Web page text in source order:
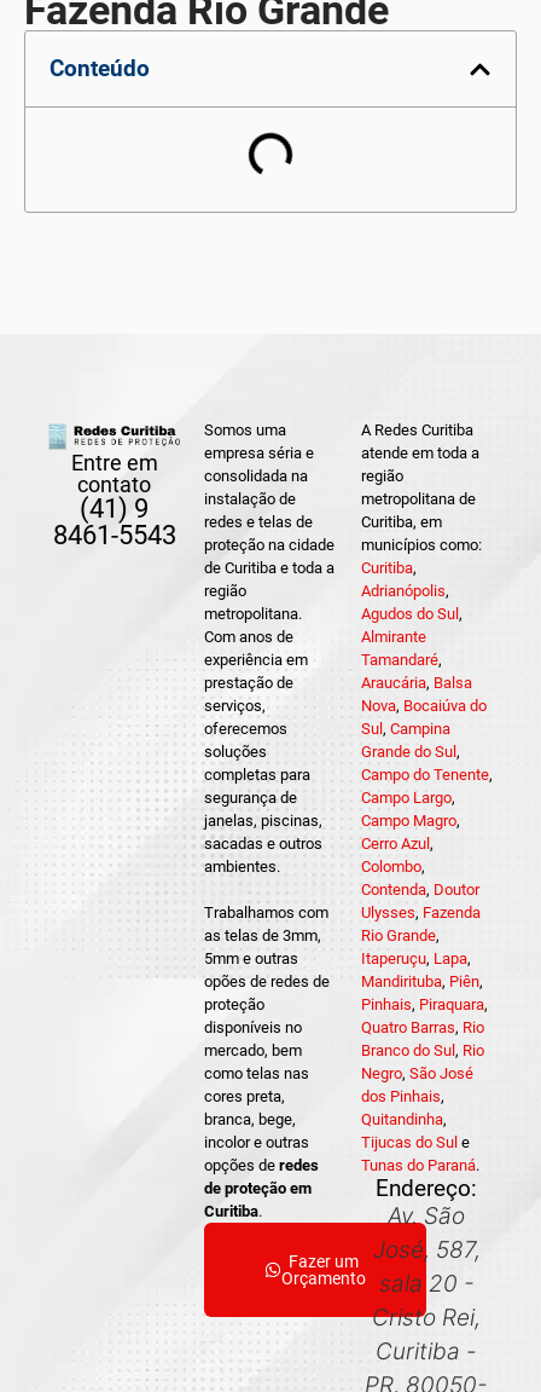
Fazenda Rio Grande
Conteúdo
Entre em
contato
(41) 9
8461-5543
Somos uma
empresa séria e
consolidada na
instalação de
redes e telas de
proteção na cidade
de Curitiba e toda a
região
metropolitana.
Com anos de
experiência em
prestação de
serviços,
oferecemos
soluções
completas para
segurança de
janelas, piscinas,
sacadas e outros
ambientes.
Trabalhamos com
as telas de 3mm,
5mm e outras
opões de redes de
proteção
disponíveis no
mercado, bem
como telas nas
cores preta,
branca, bege,
incolor e outras
opções deredes
de proteção em
Curitiba.
Fazer um
Orçamento
A Redes Curitiba
atende em toda a
região
metropolitana de
Curitiba, em
municípios como:
Curitiba,
Adrianópolis,
Agudos do Sul ,
Almirante
Tamandaré,
Araucária, Balsa
Nova, Bocaiúva do
Sul , Campina
Grande do Sul ,
Campo do Tenente,
Campo Largo,
Campo Magro,
Cerro Azul ,
Colombo,
Contenda, Doutor
Ulysses, Fazenda
Rio Grande,
Itaperuçu, Lapa,
Mandirituba, Piên,
Pinhais, Piraquara,
Quatro Barras, Rio
Branco do Sul , Rio
Negro, São José
dos Pinhais,
Quitandinha,
Tijucas do Sul e
Tunas do Paraná.
Endereço:
Av. São
José, 587,
sala 20 -
Cristo Rei,
Curitiba -
PR, 80050-